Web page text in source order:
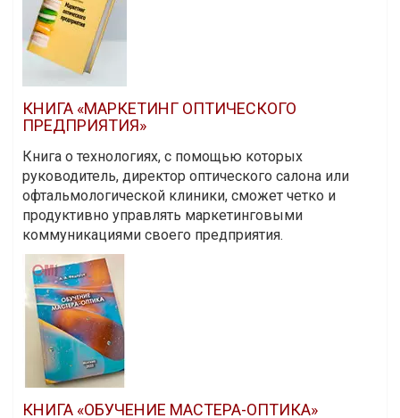
КНИГА «МАРКЕТИНГ ОПТИЧЕСКОГО
ПРЕДПРИЯТИЯ»
Книга о технологиях, с помощью которых
руководитель, директор оптического салона или
офтальмологической клиники, сможет четко и
продуктивно управлять маркетинговыми
коммуникациями своего предприятия.
КНИГА «ОБУЧЕНИЕ МАСТЕРА-ОПТИКА»